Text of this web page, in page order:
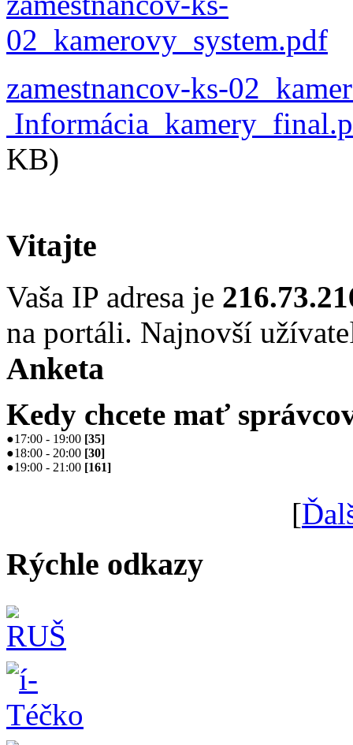
zamestnancov-ks-
KB)
Vitajte
Vaša IP adresa je
na portáli. Najnovší
Anketa
Kedy chcete mať
●17:00 - 19:00 [35]
●18:00 - 20:00 [30]
●19:00 - 21:00 [161]
[
Rýchle odkazy